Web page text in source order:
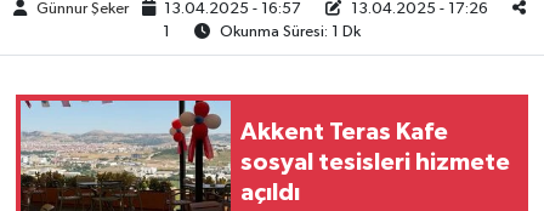
Günnur Şeker 13.04.2025 - 16:57
13.04.2025 - 17:26
Okunma Süresi: 1 Dk
Akkent Teras Kafe
sosyal tesisleri hizmete
açıldı
VEFAT
BİLİM&TEKNOLOJİ